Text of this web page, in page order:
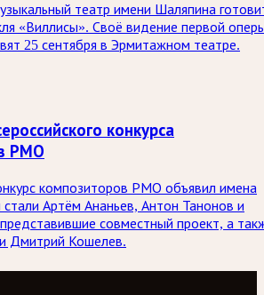
театр имени Шаляпина
«Виллисы». Своё видение первой
25 сентября в Эрмитажном театре.
конкурса
РМО
композиторов РМО объявил имена
Артём Ананьев, Антон Танонов и
совместный проект, а
Дмитрий Кошелев.